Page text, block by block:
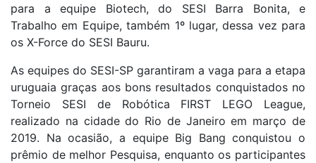
para a equipe Biotech, do SESI Barra Bonita, e
Trabalho em Equipe, também 1º lugar, dessa vez para
os X-Force do SESI Bauru.
As equipes do SESI-SP garantiram a vaga para a etapa
uruguaia graças aos bons resultados conquistados no
Torneio SESI de Robótica FIRST LEGO League,
realizado na cidade do Rio de Janeiro em março de
2019. Na ocasião, a equipe Big Bang conquistou o
prêmio de melhor Pesquisa, enquanto os participantes